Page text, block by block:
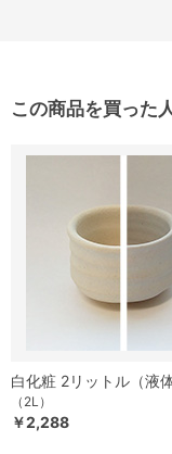
この商品を買った
白化粧 2リットル（液体
（2L）
￥2,288